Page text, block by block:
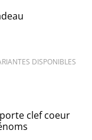
DISPONIBLES
clef coeur